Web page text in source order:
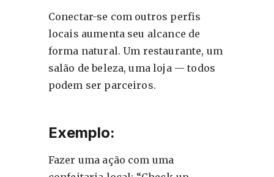
Conectar-se com outros perfis
locais aumenta seu alcance de
forma natural. Um restaurante, um
salão de beleza, uma loja — todos
podem ser parceiros.
Exemplo:
Fazer uma ação com uma